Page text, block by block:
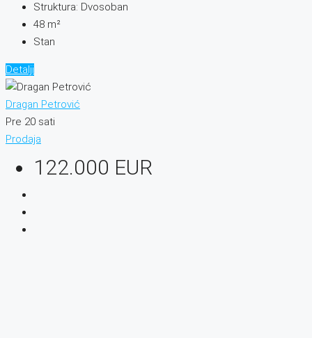
Struktura: Dvosoban
48 m²
Stan
Detalji
Dragan Petrović
Pre 20 sati
Prodaja
122.000 EUR